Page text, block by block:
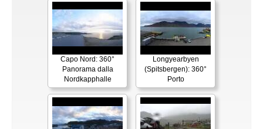
Capo Nord: 360°
Panorama dalla
Nordkapphalle
Longyearbyen
(Spitsbergen): 360°
Porto